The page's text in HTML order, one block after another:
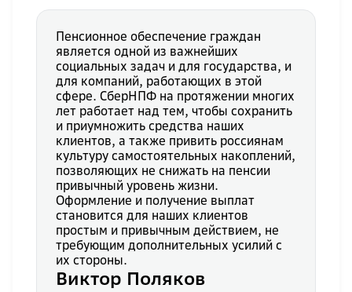
Пенсионное обеспечение граждан
является одной из важнейших
социальных задач и для государства, и
для компаний, работающих в этой
сфере. СберНПФ на протяжении многих
лет работает над тем, чтобы сохранить
и приумножить средства наших
клиентов, а также привить россиянам
культуру самостоятельных накоплений,
позволяющих не снижать на пенсии
привычный уровень жизни.
Оформление и получение выплат
становится для наших клиентов
простым и привычным действием, не
требующим дополнительных усилий с
их стороны.
Виктор Поляков